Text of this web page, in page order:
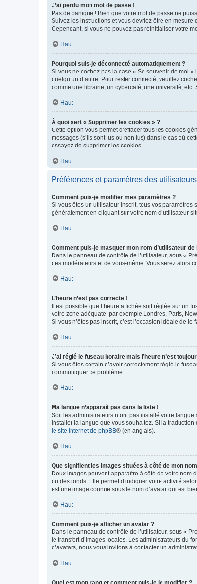
J’ai perdu mon mot de passe !
Pas de panique ! Bien que votre mot de passe ne
Suivez les instructions et vous devriez être en
Cependant, si vous ne pouvez pas réinitialiser votre
Haut
Pourquoi suis-je déconnecté automatiquement ?
Si vous ne cochez pas la case « Se souvenir de moi
quelqu’un d’autre. Pour rester connecté, veuillez
comme une librairie, un cybercafé, une université, etc.
Haut
À quoi sert « Supprimer les cookies » ?
Cette option vous permet d’effacer tous les cookies
messages (s’ils sont lus ou non lus) dans le cas où
essayez de supprimer les cookies.
Haut
Préférences et paramètres des utilisateurs
Comment puis-je modifier mes paramètres ?
Si vous êtes un utilisateur inscrit, tous vos paramètres
généralement en cliquant sur votre nom d’utilisateur
Haut
Comment puis-je masquer mon nom d’utilisateur
Dans le panneau de contrôle de l’utilisateur, sous «
des modérateurs et de vous-même. Vous serez alors
Haut
L’heure n’est pas correcte !
Il est possible que l’heure affichée soit réglée sur un
votre zone adéquate, par exemple Londres, Paris,
Si vous n’êtes pas inscrit, c’est l’occasion idéale de le
Haut
J’ai réglé le fuseau horaire mais l’heure n’est
Si vous êtes certain d’avoir correctement réglé le
communiquer ce problème.
Haut
Ma langue n’apparaît pas dans la liste !
Soit les administrateurs n’ont pas installé votre
installer la langue que vous souhaitez. Si la traduction
le site internet de phpBB® (en anglais).
Haut
Que signifient les images situées à côté de mon
Deux images peuvent apparaître à côté de votre nom
ou des ronds. Elle permet d’indiquer votre activité
est une image connue sous le nom d’avatar qui est
Haut
Comment puis-je afficher un avatar ?
Dans le panneau de contrôle de l’utilisateur, sous «
le transfert d’images locales. Les administrateurs du
d’avatars, nous vous invitons à contacter un
Haut
Quel est mon rang et comment puis-je le modifier ?